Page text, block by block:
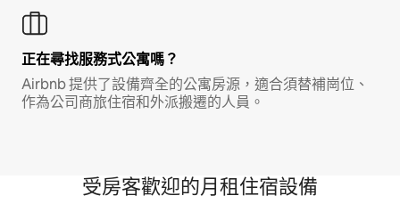
正在尋找服務式公寓嗎？
Airbnb 提供了設備齊全的公寓房源，適合須替補崗位、
作為公司商旅住宿和外派搬遷的人員。
受房客歡迎的月租住宿設備